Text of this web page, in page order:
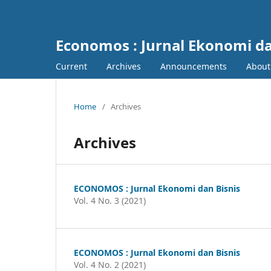
Economos : Jurnal Ekonomi
Current Archives Announcements About
Home / Archives
Archives
ECONOMOS : Jurnal Ekonomi dan Bisnis
Vol. 4 No. 3 (2021)
ECONOMOS : Jurnal Ekonomi dan Bisnis
Vol. 4 No. 2 (2021)